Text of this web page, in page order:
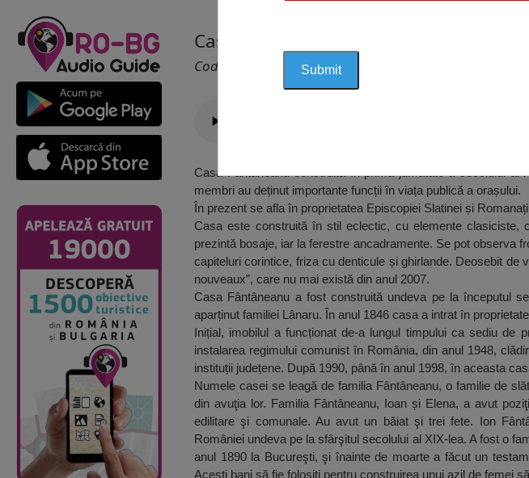
Casa Fântâneanu, Slatina
Cod 1663
Casa Fântâneanu construită în prima jumătate a secolului
membri au deținut importante funcții în viața publică a orașului.
În prezent se afla în proprietatea Episcopiei Slatinei și
Casa este construită în stil eclectic, cu elemente clasiciste,
prezintă bosaje, iar la ferestre ancadramente. Se pot observa
capiteluri corintice, friza cu denticule și ghirlande. Deosebit de
nouveaux”, care nu mai există din anul 2007.
Casa Fântâneanu a fost construită undeva pe la începutul
aparținut familiei Lânaru. În anul 1846 casa a intrat în
Inițial, imobilul a funcționat de-a lungul timpului ca sediu de
instalarea regimului comunist în România, din anul 1948,
instituții județene. După 1990, până în anul 1998, în aceasta
Numele casei se leagă de familia Fântâneanu, o familie de
din avuţia lor. Familia Fântâneanu, Ioan și Elena, a avut
edilitare şi comunale. Au avut un băiat şi trei fete. Ion
României undeva pe la sfârşitul secolului al XIX-lea. A fost o
anul 1890 la Bucureşti, şi înainte de moarte a făcut un
Aceşti bani să fie folosiţi pentru construirea unui azil de femei